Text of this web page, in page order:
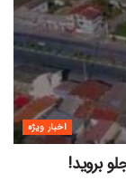
اخبار ویژه
بروید!